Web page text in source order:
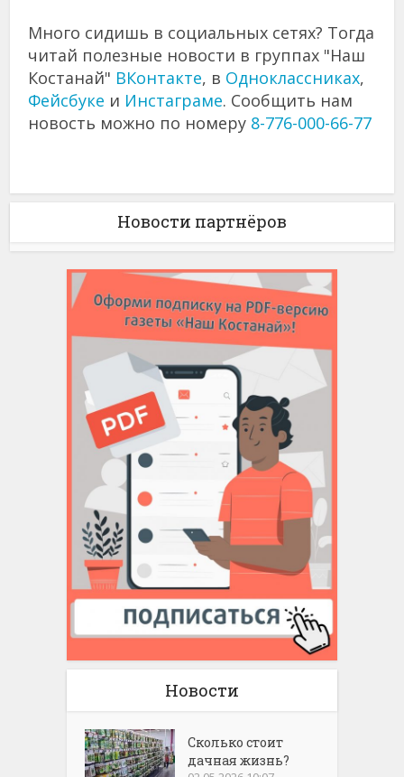
Много сидишь в социальных сетях? Тогда
читай полезные новости в группах "Наш
Костанай" ВКонтакте, в Одноклассниках,
Фейсбуке и Инстаграме. Сообщить нам
новость можно по номеру 8-776-000-66-77
Новости партнёров
Новости
Сколько стоит
дачная жизнь?